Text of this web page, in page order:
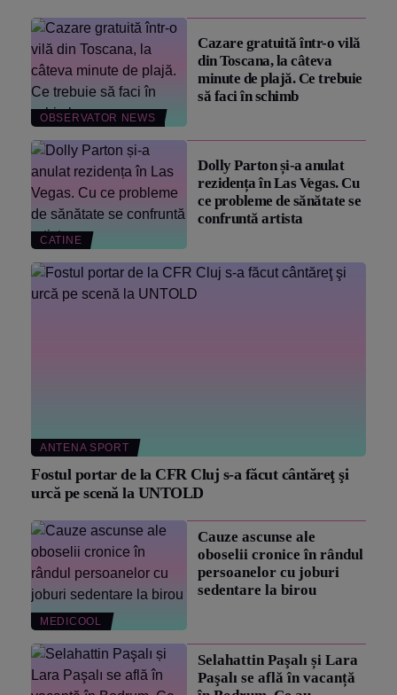
OBSERVATOR NEWS
Cazare gratuită într-o vilă
din Toscana, la câteva
minute de plajă. Ce trebuie
să faci în schimb
CATINE
Dolly Parton și-a anulat
rezidența în Las Vegas. Cu
ce probleme de sănătate se
confruntă artista
ANTENA SPORT
Fostul portar de la CFR Cluj s-a făcut cântăreţ şi
urcă pe scenă la UNTOLD
MEDICOOL
Cauze ascunse ale
oboselii cronice în rândul
persoanelor cu joburi
sedentare la birou
Selahattin Paşalı și Lara
Paşalı se află în vacanță